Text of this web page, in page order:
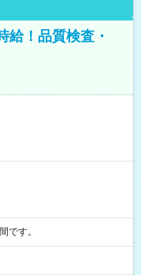
給！品質検査・
間です。